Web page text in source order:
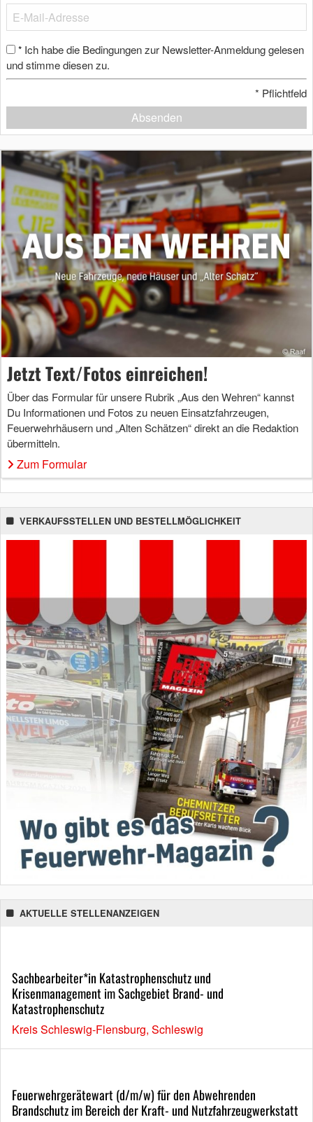
* Ich habe die Bedingungen zur Newsletter-Anmeldung gelesen
und stimme diesen zu.
* Pflichtfeld
Absenden
Jetzt Text/Fotos einreichen!
Über das Formular für unsere Rubrik „Aus den Wehren“ kannst
Du Informationen und Fotos zu neuen Einsatzfahrzeugen,
Feuerwehrhäusern und „Alten Schätzen“ direkt an die Redaktion
übermitteln.
Zum Formular
VERKAUFSSTELLEN UND BESTELLMÖGLICHKEIT
AKTUELLE STELLENANZEIGEN
Sachbearbeiter*in Katastrophenschutz und
Krisenmanagement im Sachgebiet Brand- und
Katastrophenschutz
Kreis Schleswig-Flensburg, Schleswig
Feuerwehrgerätewart (d/m/w) für den Abwehrenden
Brandschutz im Bereich der Kraft- und Nutzfahrzeugwerkstatt